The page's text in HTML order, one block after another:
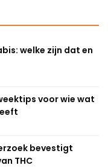
welke zijn dat en
voor wie wat
bevestigt
THC